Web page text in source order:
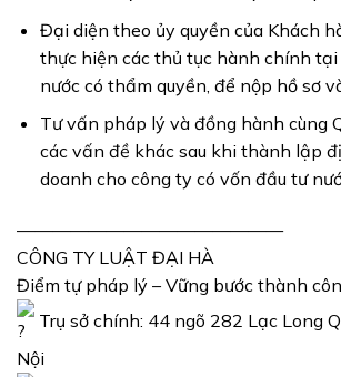
Đại diện theo ủy quyền của Khách
thực hiện các thủ tục hành chính tại
nước có thẩm quyền, để nộp hồ sơ
Tư vấn pháp lý và đồng hành cùng
các vấn đề khác sau khi thành lập
doanh cho công ty có vốn đầu tư
———————————————
CÔNG TY LUẬT ĐẠI HÀ
Điểm tự pháp lý – Vững bước thành
Trụ sở chính: 44 ngõ 282 Lạc Long
Nội